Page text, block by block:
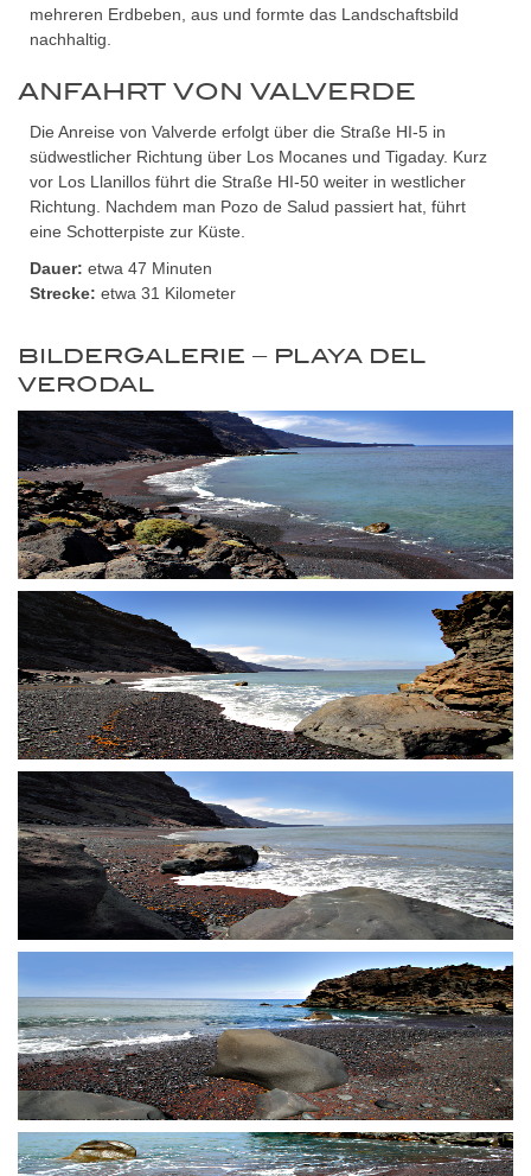
mehreren Erdbeben, aus und formte das Landschaftsbild
nachhaltig.
ANFAHRT VON VALVERDE
Die Anreise von Valverde erfolgt über die Straße HI-5 in
südwestlicher Richtung über Los Mocanes und Tigaday. Kurz
vor Los Llanillos führt die Straße HI-50 weiter in westlicher
Richtung. Nachdem man Pozo de Salud passiert hat, führt
eine Schotterpiste zur Küste.
Dauer: etwa 47 Minuten
Strecke: etwa 31 Kilometer
BILDERGALERIE – PLAYA DEL
VERODAL